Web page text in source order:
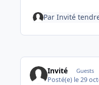
Par Invité
Invité Guests
Posté(e) le 29